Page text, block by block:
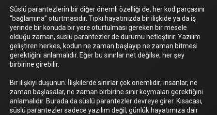
Süslü parantezlerin bir diğer önemli özelliği de, her kod parçasını
“bağlamına” oturtmasıdır. Tıpkı hayatınızda bir ilişkide ya da iş
yerinde bir konuda bir yere oturtulması gereken bir mesele
olduğu zaman, süslü parantezler de durumu netleştirir. Yazılım
geliştiren herkes, kodun ne zaman başlayıp ne zaman bitmesi
gerektiğini anlamalıdır. Eğer bu sınırlar net değilse, her şey
birbirine girebilir.
Bir ilişkiyi düşünün. İlişkilerde sınırlar çok önemlidir; insanlar, ne
zaman başlasalar, ne zaman birbirine sınır koymaları gerektiğini
anlamalıdır. Burada da süslü parantezler devreye girer. Kısacası,
süslü parantezler sadece yazılım değil, günlük hayatımıza dair